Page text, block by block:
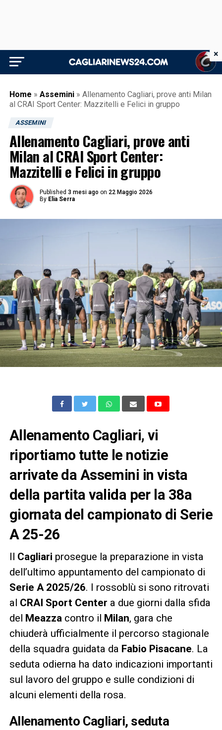
Home » Assemini » Allenamento Cagliari, prove anti Milan
al CRAI Sport Center: Mazzitelli e Felici in gruppo
ASSEMINI
Allenamento Cagliari, prove anti
Milan al CRAI Sport Center:
Mazzitelli e Felici in gruppo
Published 3 mesi ago on 22 Maggio 2026
By Elia Serra
Allenamento Cagliari, vi
riportiamo tutte le notizie
arrivate da Assemini in vista
della partita valida per la 38a
giornata del campionato di Serie
A 25-26
Il Cagliari prosegue la preparazione in vista
dell’ultimo appuntamento del campionato di
Serie A 2025/26. I rossoblù si sono ritrovati
al CRAI Sport Center a due giorni dalla sfida
del Meazza contro il Milan, gara che
chiuderà ufficialmente il percorso stagionale
della squadra guidata da Fabio Pisacane. La
seduta odierna ha dato indicazioni importanti
sul lavoro del gruppo e sulle condizioni di
alcuni elementi della rosa.
Allenamento Cagliari, seduta
×